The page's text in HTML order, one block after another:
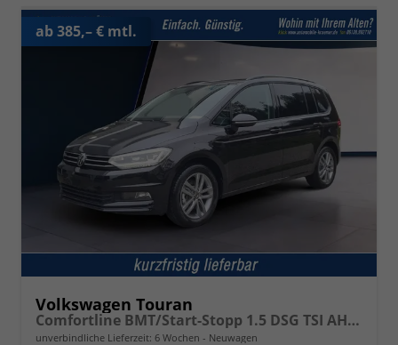
ab 385,– € mtl.
Volkswagen Touran
Comfortline BMT/Start-Stopp 1.5 DSG TSI AHK Navi DigiPro
unverbindliche Lieferzeit: 6 Wochen Neuwagen